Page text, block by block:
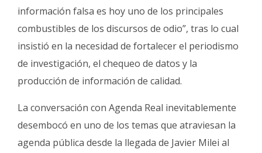
información falsa es hoy uno de los principales
combustibles de los discursos de odio”, tras lo cual
insistió en la necesidad de fortalecer el periodismo
de investigación, el chequeo de datos y la
producción de información de calidad.
La conversación con Agenda Real inevitablemente
desembocó en uno de los temas que atraviesan la
agenda pública desde la llegada de Javier Milei al